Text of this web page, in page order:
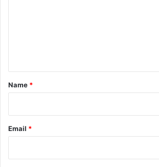
*
Name *
Email *